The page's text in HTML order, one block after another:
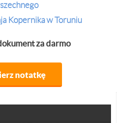
Kopernika w Toruniu
za darmo
notatkę